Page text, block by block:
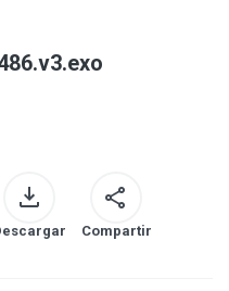
Compartir